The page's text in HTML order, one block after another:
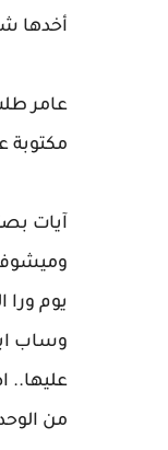
أخدها
عامر
مكتوبة
آيات
وساب
من